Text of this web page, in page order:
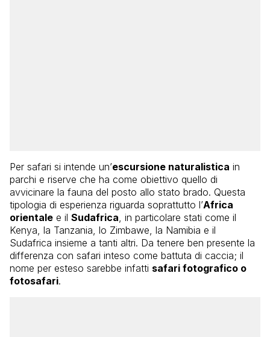
Per safari si intende un’escursione naturalistica in
parchi e riserve che ha come obiettivo quello di
avvicinare la fauna del posto allo stato brado. Questa
tipologia di esperienza riguarda soprattutto l’Africa
orientale e il Sudafrica , in particolare stati come il
Kenya, la Tanzania, lo Zimbawe, la Namibia e il
Sudafrica insieme a tanti altri. Da tenere ben presente la
differenza con safari inteso come battuta di caccia; il
nome per esteso sarebbe infatti safari fotografico o
fotosafari.